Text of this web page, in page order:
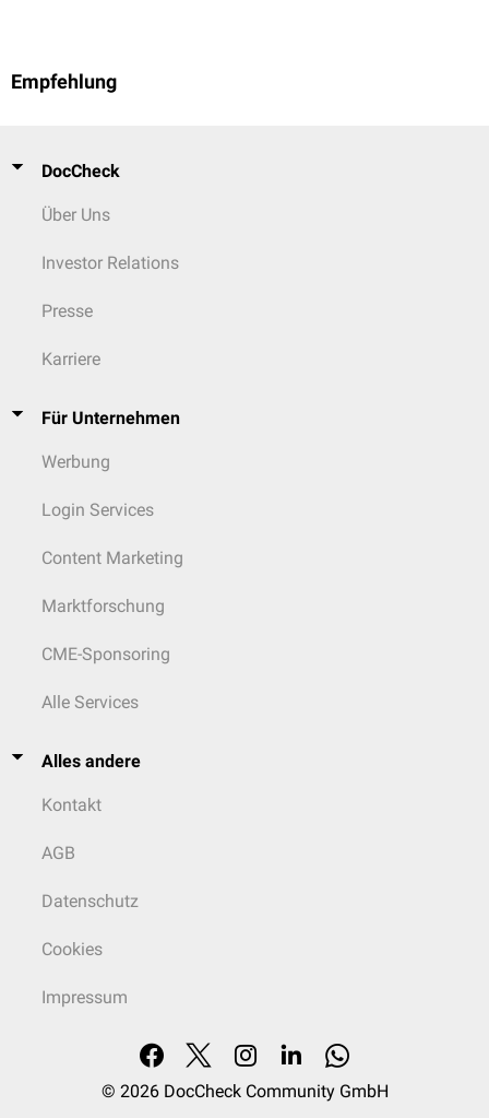
Empfehlung
DocCheck
Über Uns
Investor Relations
Presse
Karriere
Für Unternehmen
Werbung
Login Services
Content Marketing
Marktforschung
CME-Sponsoring
Alle Services
Alles andere
Kontakt
AGB
Datenschutz
Cookies
Impressum
© 2026 DocCheck Community GmbH